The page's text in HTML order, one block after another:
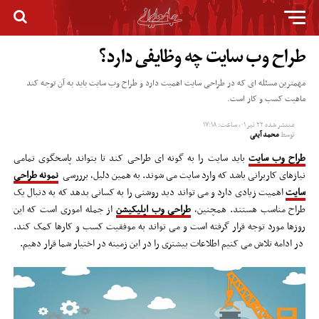
طراح وب سایت چه وظایفی دارد؟
مهمترین مسئله ای که در طراحی سایت اهمیت دارد و طراح وب سایت باید به آن توجه کند
ماهیت کسب و کار است.
منتشر شده۲۲ تیر ۰۱, ساعت: ۱۷:۱۸
توسطمحمد آیتی
طراح وب سایت باید سایت را به گونه ای طراحی کند تا بتواند پاسخگوی تمامی
نیازهای کاربرانی باشد که وارد سایت می شوند. به همین دلیل، برررسینمونه طراحی
سایتاهمیت زیادی دارد و می تواند دید روشنی را به کسانی بدهد که به دنبال یک
طراح مناسب هستند. همچنین، طراحی وب اپلیکیشناز جمله اموری است که این
روزها مورد توجه قرار گرفته است و می تواند به موفقیت کسب و کارها کمک کند.
در ادامه تلاش می کنیم اطلاعات بیشتری را در این زمینه در اختیار شما قرار دهیم.